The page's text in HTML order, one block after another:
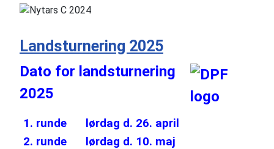
Landsturnering 2025
Dato for landsturnering
2025
1. runde lørdag d. 26. april
2. runde
lørdag d. 10. maj